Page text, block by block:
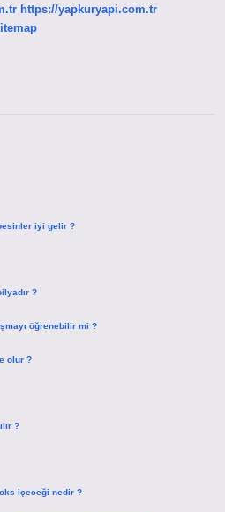
https://yapkuryapi.com.tr
iyi gelir ?
?
öğrenebilir mi ?
olur ?
?
içeceği nedir ?